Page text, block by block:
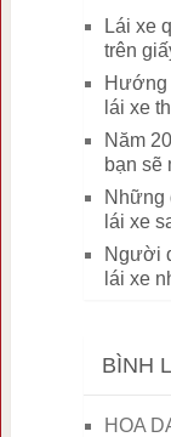
Lái xe
trên
Hướng
lái xe
Năm
bạn sẽ
Những
lái xe
Người
lái xe
BÌNH
HOA